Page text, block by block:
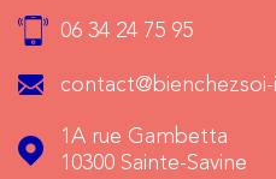
06 34 24 75 95
1A rue Gambetta
10300 Sainte-Savine